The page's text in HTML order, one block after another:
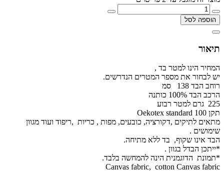
הוספה לסל
תיאור
המחיר הינו למטר בד ,
יש לבחור את מספר המטרים הנדרשים.
רוחב הבד 138 סמ
הרכב הבד 100% כותנה
225 גרם למטר רבוע
תקן Oekotex standard 100
מתאים לתיקים ,דקורציה, כובעים, מפות , כריות ,ריפוד ועוד מגוון
שימושים .
הבד אינו שקוף, בד ללא מתיחה.
*ייתכן הבדל בגוון .
*תמונת הדוגמנית הינה להמחשה בלבד.
Canvas fabric, cotton Canvas fabric